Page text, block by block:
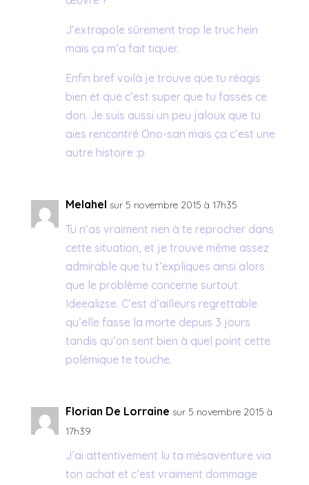
J’extrapole sûrement trop le truc hein
mais ça m’a fait tiquer.
Enfin bref voilà je trouve que tu réagis
bien et que c’est super que tu fasses ce
don. Je suis aussi un peu jaloux que tu
aies rencontré Ono-san mais ça c’est une
autre histoire :p
Melahel sur 5 novembre 2015 à 17h35
Tu n’as vraiment rien à te reprocher dans
cette situation, et je trouve même assez
admirable que tu t’expliques ainsi alors
que le problème concerne surtout
Ideealizse. C’est d’ailleurs regrettable
qu’elle fasse la morte depuis 3 jours
tandis qu’on sent bien à quel point cette
polémique te touche.
Florian De Lorraine sur 5 novembre 2015 à
17h39
J’ai attentivement lu ta mésaventure via
ton achat et c’est vraiment dommage